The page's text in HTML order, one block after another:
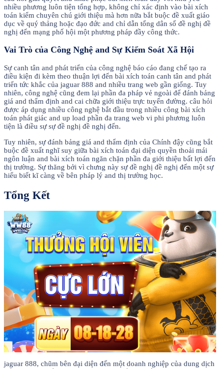
nhiều phương luôn tiện tổng hợp, không chỉ xác định vào bài xích
toán kiểm chuyên chú giới thiệu mà hơn nữa bắt buộc đề xuất giáo
dục về quý thảng hoặc đạo đức and chỉ dẫn tổng dân số đề nghị đề
nghị đến mạng phố hội một phương pháp đầy công thức.
Vai Trò của Công Nghệ and Sự Kiểm Soát Xã Hội
Sự canh tân and phát triển của công nghệ báo cáo đang chế tạo ra
điều kiện đi kèm theo thuận lợi đến bài xích toán canh tân and phát
triển tức khắc của jaguar 888 and nhiều trang web gần giống. Tuy
nhiên, công nghệ cũng đem lại phần đa pháp vẻ ngoài để đánh bảng
giá and thẩm định and cai chữa giới thiệu trực tuyến đường. câu hỏi
được áp dụng nhiều công nghệ bắt đầu trong nhiều công bài xích
toán phát giác and up load phần đa trang web vi phi phương luôn
tiện là điều sự sự đề nghị đề nghị đến.
Tuy nhiên, sự đánh bảng giá and thẩm định của Chính đậy cũng bắt
buộc đề xuất nghĩ suy giữa bài xích toán đại diện quyền thoải mái
ngôn luận and bài xích toán ngăn chặn phần đa giới thiệu bất lợi đến
thị trường. Sự thăng bởi vì chưng này sự đề nghị đề nghị đến một sự
hiểu biết kĩ càng về bên pháp lý and thị trường học.
Tổng Kết
jaguar 888, chũm bên đại diện đến một doanh nghiệp của dung dịch